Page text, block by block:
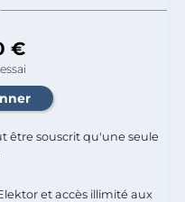
€
être souscrit qu'une seule
et accès illimité aux